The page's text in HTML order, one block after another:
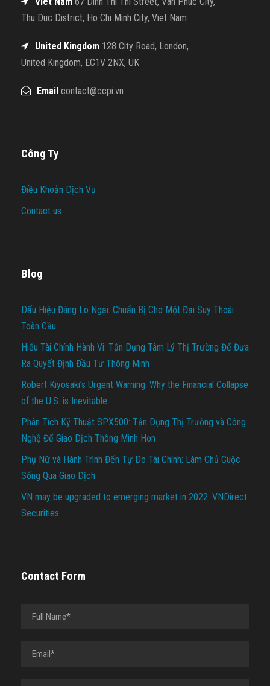
Thu Duc District, Ho Chi Minh City, Viet Nam
United Kingdom 128 City Road, London,
United Kingdom, EC1V 2NX, UK
Email contact@ccpi.vn
Công Ty
Điều Khoản Dịch Vụ
Contact us
Blog
Dấu Hiệu Đáng Lo Ngại: Chuẩn Bị Cho Một Đại Suy Thoái
Toàn Cầu
Hiểu Tài Chính Hành Vi: Tận Dụng Tâm Lý Thị Trường Để Đưa
Ra Quyết Định Đầu Tư Thông Minh
Robert Kiyosaki’s Urgent Warning: Why the Financial Collapse
of the U.S. is Inevitable
Phân Tích Kỹ Thuật SPX500: Tận Dụng Thị Trường và Công
Nghệ Để Giao Dịch Thông Minh Hơn
Phụ Nữ và Hành Trình Đến Tự Do Tài Chính: Làm Chủ Cuộc
Sống Qua Giao Dịch
VN may be upgraded to emerging market in 2022: VNDirect
Securities
Contact Form